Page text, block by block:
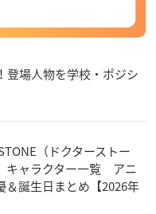
登場人物を学校・ポジシ
（ドクターストー
キャラクター一覧 アニ
＆誕生日まとめ【2026年